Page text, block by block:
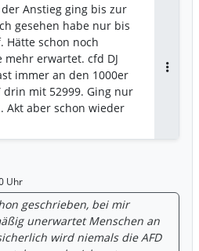
Anstieg ging bis zur
gesehen habe nur bis
Hätte schon noch
mehr erwartet. cfd DJ
immer an den 1000er
drin mit 52999. Ging nur
Akt aber schon wieder
Uhr
geschrieben, bei mir
unerwartet Menschen an
wird niemals die AFD